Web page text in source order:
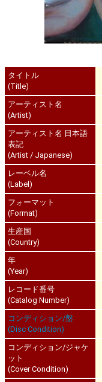
タイトル
(Title)
アーティスト名
(Artist)
アーティスト名 日本語
表記
(Artist / Japanese)
レーベル名
(Label)
フォーマット
(Format)
生産国
(Country)
年
(Year)
レコード番号
(Catalog Number)
コンディション/盤
(Disc Condition)
コンディション/ジャケ
ット
(Cover Condition)